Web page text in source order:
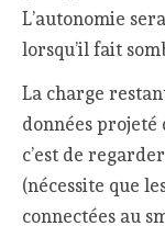
L’autonomie
lorsqu’il fait
La charge
données projeté
c’est de
(nécessite que
connectées au